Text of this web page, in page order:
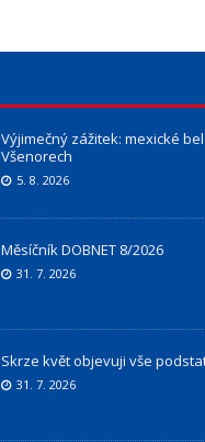
Výjimečný zážitek: mexické
Všenorech
5. 8. 2026
Měsíčník DOBNET 8/2026
31. 7. 2026
Skrze květ objevuji vše
31. 7. 2026